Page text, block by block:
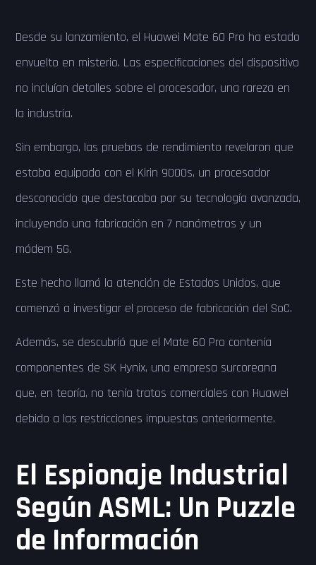
Desde su lanzamiento, el Huawei Mate 60 Pro ha estado
envuelto en misterio. Las especificaciones del dispositivo
no incluían detalles sobre el procesador, una rareza en
la industria.
Sin embargo, las pruebas de rendimiento revelaron que
estaba equipado con el Kirin 9000s, un procesador
desconocido que destacaba por su tecnología avanzada,
incluyendo una fabricación en 7 nanómetros y un
módem 5G.
Este hecho llamó la atención de Estados Unidos, que
comenzó a investigar el proceso de fabricación del SoC.
Además, se descubrió que el Mate 60 Pro contenía
componentes de SK Hynix, una empresa surcoreana
que, en teoría, no tenía tratos comerciales con Huawei
debido a las restricciones impuestas anteriormente.
El Espionaje Industrial
Según ASML: Un Puzzle
de Información